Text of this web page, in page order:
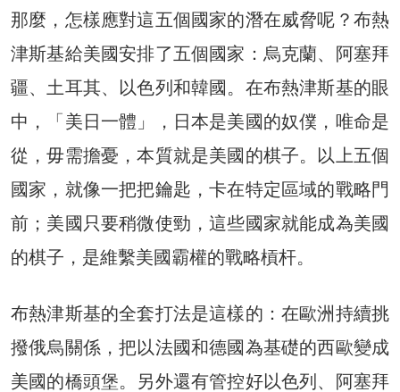
那麼，怎樣應對這五個國家的潛在威脅呢？布熱
津斯基給美國安排了五個國家：烏克蘭、阿塞拜
疆、土耳其、以色列和韓國。在布熱津斯基的眼
中，「美日一體」，日本是美國的奴僕，唯命是
從，毋需擔憂，本質就是美國的棋子。以上五個
國家，就像一把把鑰匙，卡在特定區域的戰略門
前；美國只要稍微使勁，這些國家就能成為美國
的棋子，是維繫美國霸權的戰略槓杆。
布熱津斯基的全套打法是這樣的：在歐洲持續挑
撥俄烏關係，把以法國和德國為基礎的西歐變成
美國的橋頭堡。另外還有管控好以色列、阿塞拜